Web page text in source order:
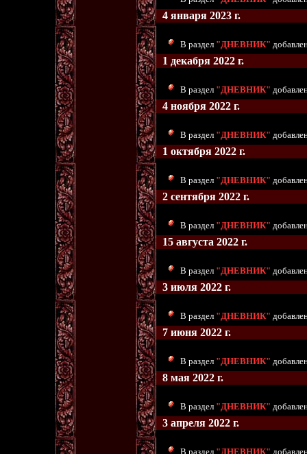
4 января 2023 г.
В раздел "ДНЕВНИК"
1 декабря 2022 г.
В раздел "ДНЕВНИК"
4 ноября 2022 г.
В раздел "ДНЕВНИК"
1 октября 2022 г.
В раздел "ДНЕВНИК"
2 сентября 2022 г.
В раздел "ДНЕВНИК"
15 августа 2022 г.
В раздел "ДНЕВНИК"
3 июля 2022 г.
В раздел "ДНЕВНИК"
7 июня 2022 г.
В раздел "ДНЕВНИК"
8 мая 2022 г.
В раздел "ДНЕВНИК"
3 апреля 2022 г.
В раздел "ДНЕВНИК"